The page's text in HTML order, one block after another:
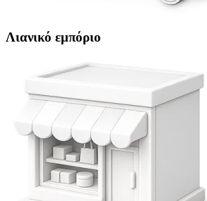
Λιανικό εμπόριο